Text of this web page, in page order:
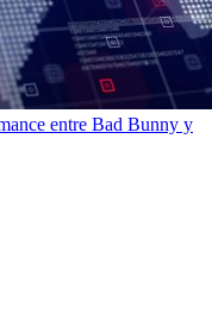
entre Bad Bunny y